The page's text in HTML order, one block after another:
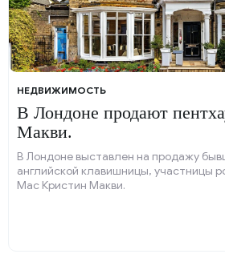
НЕДВИЖИМОСТЬ
В Лондоне продают
Макви.
В Лондоне выставлен на продажу
английской клавишницы, участницы
Mac Кристин Макви.